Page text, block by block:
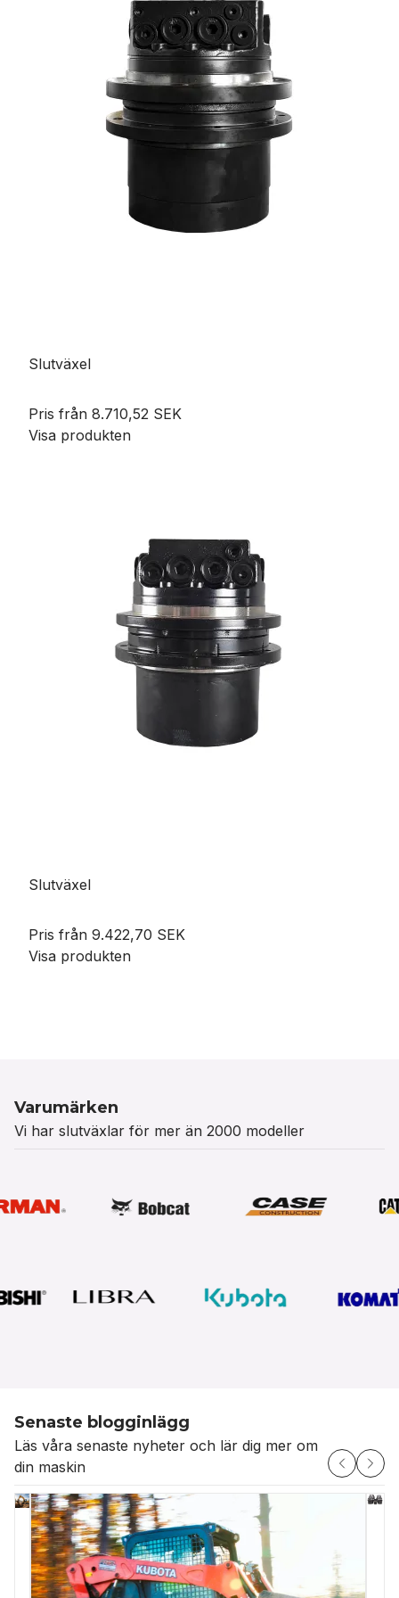
Slutväxel
Pris från 8.710,52 SEK
Visa produkten
Slutväxel
Pris från 9.422,70 SEK
Visa produkten
Varumärken
Vi har slutväxlar för mer än 2000 modeller
Senaste blogginlägg
Läs våra senaste nyheter och lär dig mer om
din maskin
🔧
Aftermarket
vs.
När
du
väljer